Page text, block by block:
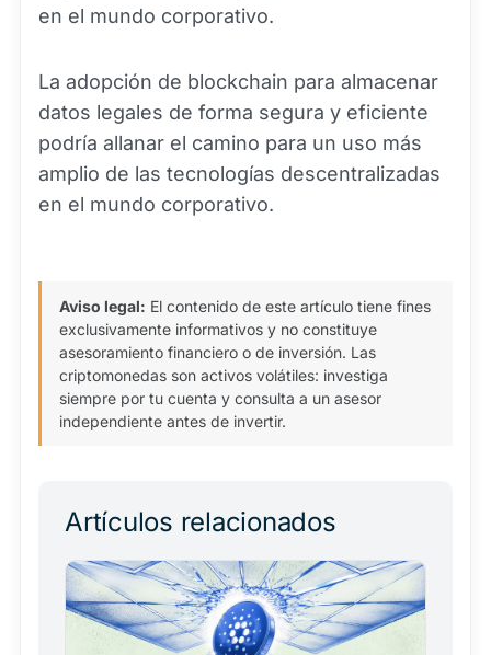
en el mundo corporativo.
La adopción de blockchain para almacenar
datos legales de forma segura y eficiente
podría allanar el camino para un uso más
amplio de las tecnologías descentralizadas
en el mundo corporativo.
Aviso legal: El contenido de este artículo tiene fines
exclusivamente informativos y no constituye
asesoramiento financiero o de inversión. Las
criptomonedas son activos volátiles: investiga
siempre por tu cuenta y consulta a un asesor
independiente antes de invertir.
Artículos relacionados